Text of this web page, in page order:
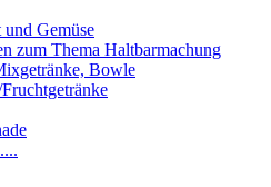
Gemüse
zum Thema Haltbarmachung
Bowle